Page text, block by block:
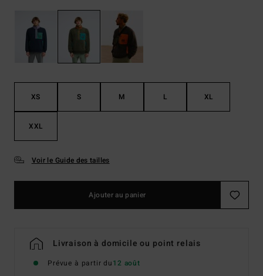
XS S M L XL
XXL
Voir le Guide des tailles
Ajouter au panier
Livraison à domicile ou point relais
Prévue à partir du12 août